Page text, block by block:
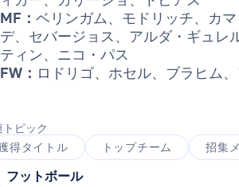
MF： ベリンガム、モドリッチ、カ
デ、セバージョス、アルダ・ギュレ
ティン、ニコ・パス
FW： ロドリゴ、ホセル、ブラヒム
トピック
得タイトル
トップチーム 招集
フットボール